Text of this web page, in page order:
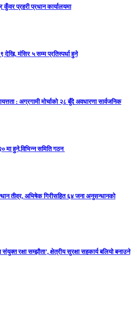
कुँवर प्रहरी प्रधान कार्यालयमा
मंसिर ५ सम्म प्रतिस्पर्धा हुने
: अग्रगामी मोर्चाको २८ बुँदे अवधारणा सार्वजनिक
मा हुने,विभिन्न समिति गठन
तीव्र, अभिषेक गिरीसहित ६४ जना अनुसन्धानको
रक्षा सम्झौता’, क्षेत्रीय सुरक्षा सहकार्य बलियो बनाउने